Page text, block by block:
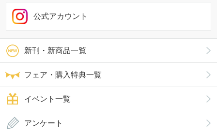
新刊・新商品一覧
フェア・購入特典一覧
イベント一覧
公式アカウント
アンケート